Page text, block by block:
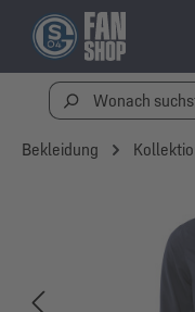
Bekleidung